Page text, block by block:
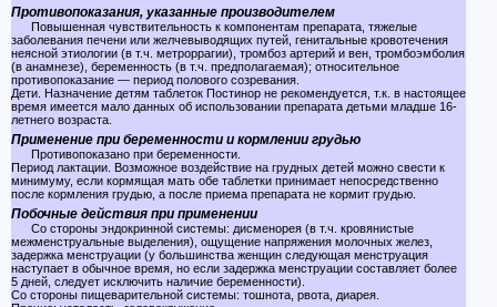
Противопоказания, указанные производителем
Повышенная чувствительность к компонентам препарата, тяжелые
заболевания печени или желчевыводящих путей, генитальные кровотечения
неясной этиологии (в т.ч. метроррагии), тромбоз артерий и вен, тромбоэмболия
(в анамнезе), беременность (в т.ч. предполагаемая); относительное
противопоказание — период полового созревания.
Дети. Назначение детям таблеток Постинор не рекомендуется, т.к. в настоящее
время имеется мало данных об использовании препарата детьми младше 16-
летнего возраста.
Применение при беременности и кормлении грудью
Противопоказано при беременности.
Период лактации. Возможное воздействие на грудных детей можно свести к
минимуму, если кормящая мать обе таблетки принимает непосредственно
после кормления грудью, а после приема препарата не кормит грудью.
Побочные действия при применении
Со стороны эндокринной системы: дисменорея (в т.ч. кровянистые
межменструальные выделения), ощущение напряжения молочных желез,
задержка менструации (у большинства женщин следующая менструация
наступает в обычное время, но если задержка менструации составляет более
5 дней, следует исключить наличие беременности).
Со стороны пищеварительной системы: тошнота, рвота, диарея.